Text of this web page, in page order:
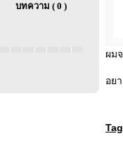
บทความ ( 0 )
ผม
อย
Tag